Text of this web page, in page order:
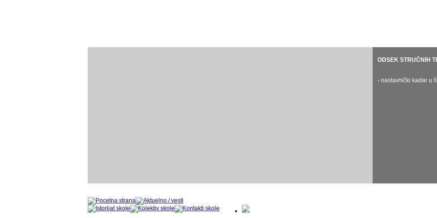
- nastavnički kadar u školskoj 2024/25.
ODSEK GITARE
ODSEK
- nastavnički
ODSEK STRUČNIH
- nastavnički kadar u